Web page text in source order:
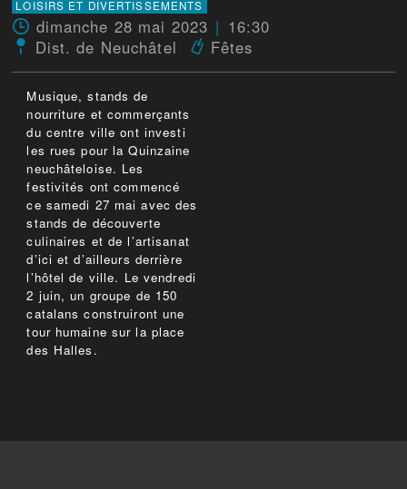
LOISIRS ET DIVERTISSEMENTS
dimanche 28 mai 2023
16:30
Dist. de Neuchâtel
Fêtes
Musique, stands de
nourriture et commerçants
du centre ville ont investi
les rues pour la Quinzaine
neuchâteloise. Les
festivités ont commencé
ce samedi 27 mai avec des
stands de découverte
culinaires et de l’artisanat
d’ici et d’ailleurs derrière
l’hôtel de ville. Le vendredi
2 juin, un groupe de 150
catalans construiront une
tour humaine sur la place
des Halles.